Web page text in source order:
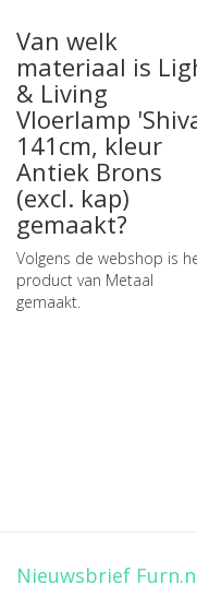
Van welk
materiaal is
& Living
Vloerlamp
141cm, kleur
Antiek Brons
(excl. kap)
gemaakt?
Volgens de webshop is
product van Metaal
gemaakt.
Nieuwsbrief